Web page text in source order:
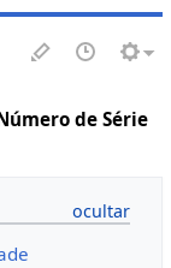
de Série